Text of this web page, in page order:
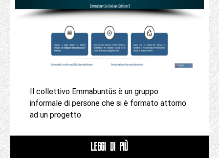
Il collettivo Emmabuntüs è un gruppo
informale di persone che si è formato attorno
ad un progetto
LEGGI DI PIÙ